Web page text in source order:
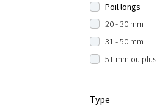
Poil longs
20 - 30 mm
31 - 50 mm
51 mm ou plus
Type